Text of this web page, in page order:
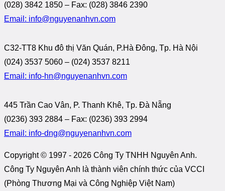
(028) 3842 1850 – Fax: (028) 3846 2390
Email: info@nguyenanhvn.com
C32-TT8 Khu đô thị Văn Quán, P.Hà Đông, Tp. Hà Nội
(024) 3537 5060 – (024) 3537 8211
Email: info-hn@nguyenanhvn.com
445 Trần Cao Vân, P. Thanh Khê, Tp. Đà Nẵng
(0236) 393 2884 – Fax: (0236) 393 2994
Email: info-dng@nguyenanhvn.com
Copyright © 1997 - 2026 Công Ty TNHH Nguyên Anh.
Công Ty Nguyên Anh là thành viên chính thức của VCCI
(Phòng Thương Mại và Công Nghiệp Việt Nam)